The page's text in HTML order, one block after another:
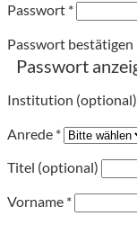
Passwort *
Passwort bestätigen
Passwort
Institution (optional)
Anrede *
Titel (optional)
Vorname *